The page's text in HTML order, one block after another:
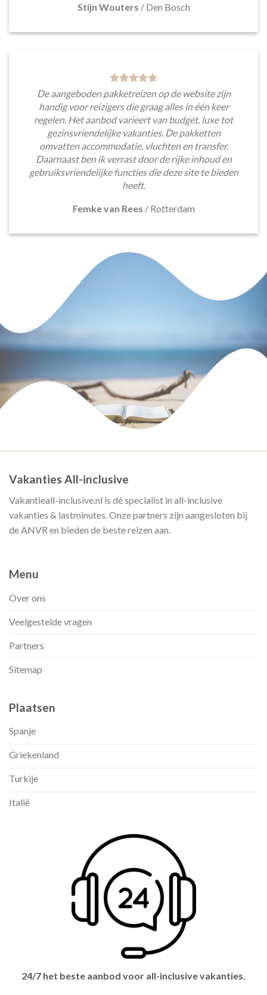
Stijn Wouters / Den Bosch
De aangeboden pakketreizen op de website zijn
handig voor reizigers die graag alles in één keer
regelen. Het aanbod varieert van budget, luxe tot
gezinsvriendelijke vakanties. De pakketten
omvatten accommodatie, vluchten en transfer.
Daarnaast ben ik verrast door de rijke inhoud en
gebruiksvriendelijke functies die deze site te bieden
heeft.
Femke van Rees / Rotterdam
Vakanties All-inclusive
Vakantieall-inclusive.nl is dé specialist in all-inclusive
vakanties & lastminutes. Onze partners zijn aangesloten bij
de ANVR en bieden de beste reizen aan.
Menu
Over ons
Veelgestelde vragen
Partners
Sitemap
Plaatsen
Spanje
Griekenland
Turkije
Italië
24/7 het beste aanbod voor all-inclusive vakanties.